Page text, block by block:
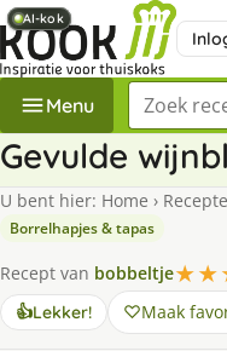
Menu Zoek een
Gevulde
U bent hier: Home ›
Borrelhapjes & tapas
Recept van bobbeltje
👍Lekker! Maak
AI-kok
AI-kok
AI-kok